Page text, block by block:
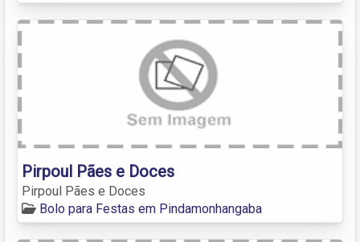
Pirpoul Pães e Doces
Pirpoul Pães e Doces
Bolo para Festas em Pindamonhangaba